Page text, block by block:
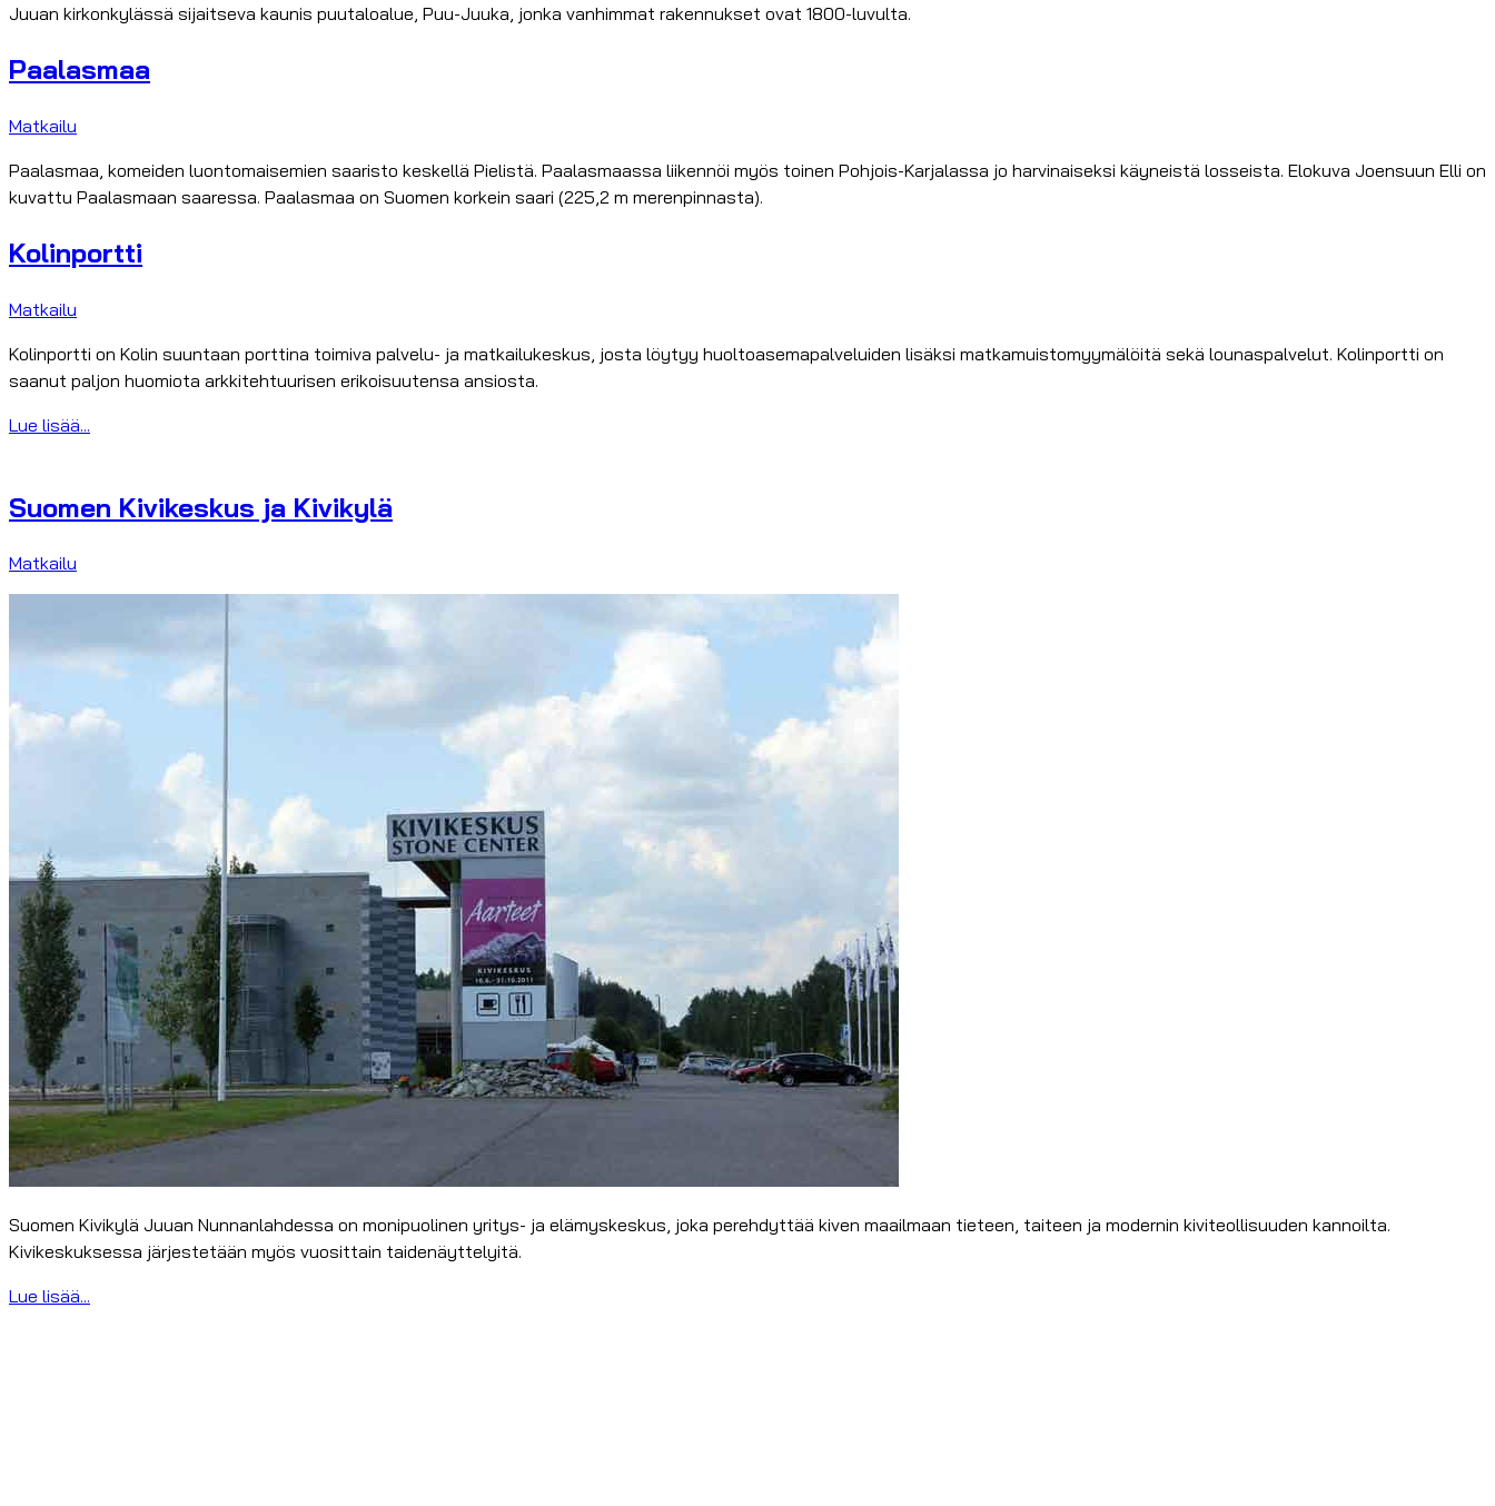
Juuan kirkonkylässä sijaitseva kaunis puutaloalue, Puu-Juuka, jonka vanhimmat rakennukset ovat 1800-luvulta.
Paalasmaa
Matkailu
Paalasmaa, komeiden luontomaisemien saaristo keskellä Pielistä. Paalasmaassa liikennöi myös toinen Pohjois-Karjalassa jo harvinaiseksi käyneistä losseista. Elokuva Joensuun Elli on
kuvattu Paalasmaan saaressa. Paalasmaa on Suomen korkein saari (225,2 m merenpinnasta).
Kolinportti
Matkailu
Kolinportti on Kolin suuntaan porttina toimiva palvelu- ja matkailukeskus, josta löytyy huoltoasemapalveluiden lisäksi matkamuistomyymälöitä sekä lounaspalvelut. Kolinportti on
saanut paljon huomiota arkkitehtuurisen erikoisuutensa ansiosta.
Lue lisää...
Suomen Kivikeskus ja Kivikylä
Matkailu
Suomen Kivikylä Juuan Nunnanlahdessa on monipuolinen yritys- ja elämyskeskus, joka perehdyttää kiven maailmaan tieteen, taiteen ja modernin kiviteollisuuden kannoilta.
Kivikeskuksessa järjestetään myös vuosittain taidenäyttelyitä.
Lue lisää...